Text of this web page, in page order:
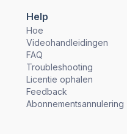
Help
Hoe
Videohandleidingen
FAQ
Troubleshooting
Licentie ophalen
Feedback
Abonnementsannulering